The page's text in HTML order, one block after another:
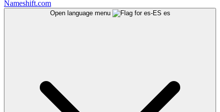
Nameshift.com
Open language menu es